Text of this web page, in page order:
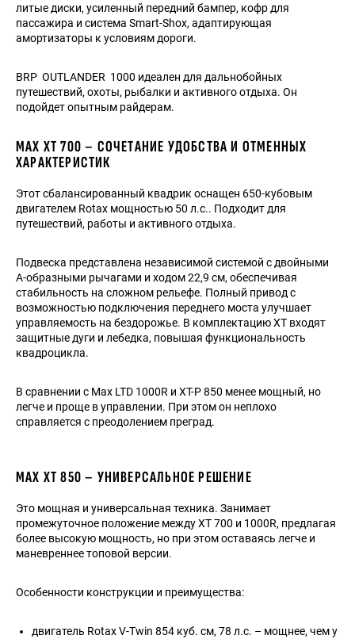
литыe диски, усиленный передний бампер, кофр для
пассажира и система Smart-Shox, адаптирующая
амортизаторы к условиям дороги.
BRP OUTLANDER 1000 идеален для дальнобойных
путешествий, охоты, рыбалки и активного отдыха. Он
подойдет опытным райдерам.
MAX XT 700 – СОЧЕТАНИЕ УДОБСТВА И ОТМЕННЫХ
ХАРАКТЕРИСТИК
Этот сбалансированный квадрик оснащен 650-кубовым
двигателем Rotax мощностью 50 л.с.. Подходит для
путешествий, работы и активного отдыха.
Подвеска представлена независимой системой с двойными
А-образными рычагами и ходом 22,9 см, обеспечивая
стабильность на сложном рельефе. Полный привод с
возможностью подключения переднего моста улучшает
управляемость на бездорожье. В комплектацию XT входят
защитные дуги и лебедка, повышая функциональность
квадроцикла.
В сравнении с Max LTD 1000R и XT-P 850 менее мощный, но
легче и проще в управлении. При этом он неплохо
справляется с преодолением преград.
MAX XT 850 – УНИВЕРСАЛЬНОЕ РЕШЕНИЕ
Это мощная и универсальная техника. Занимает
промежуточное положение между XT 700 и 1000R, предлагая
более высокую мощность, но при этом оставаясь легче и
маневреннее топовой версии.
Особенности конструкции и преимущества:
двигатель Rotax V-Twin 854 куб. см, 78 л.с. – мощнее, чем у